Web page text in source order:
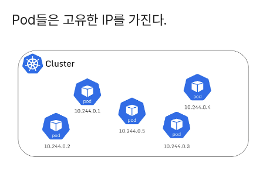
Pod들은 고유한 IP를 가진다.